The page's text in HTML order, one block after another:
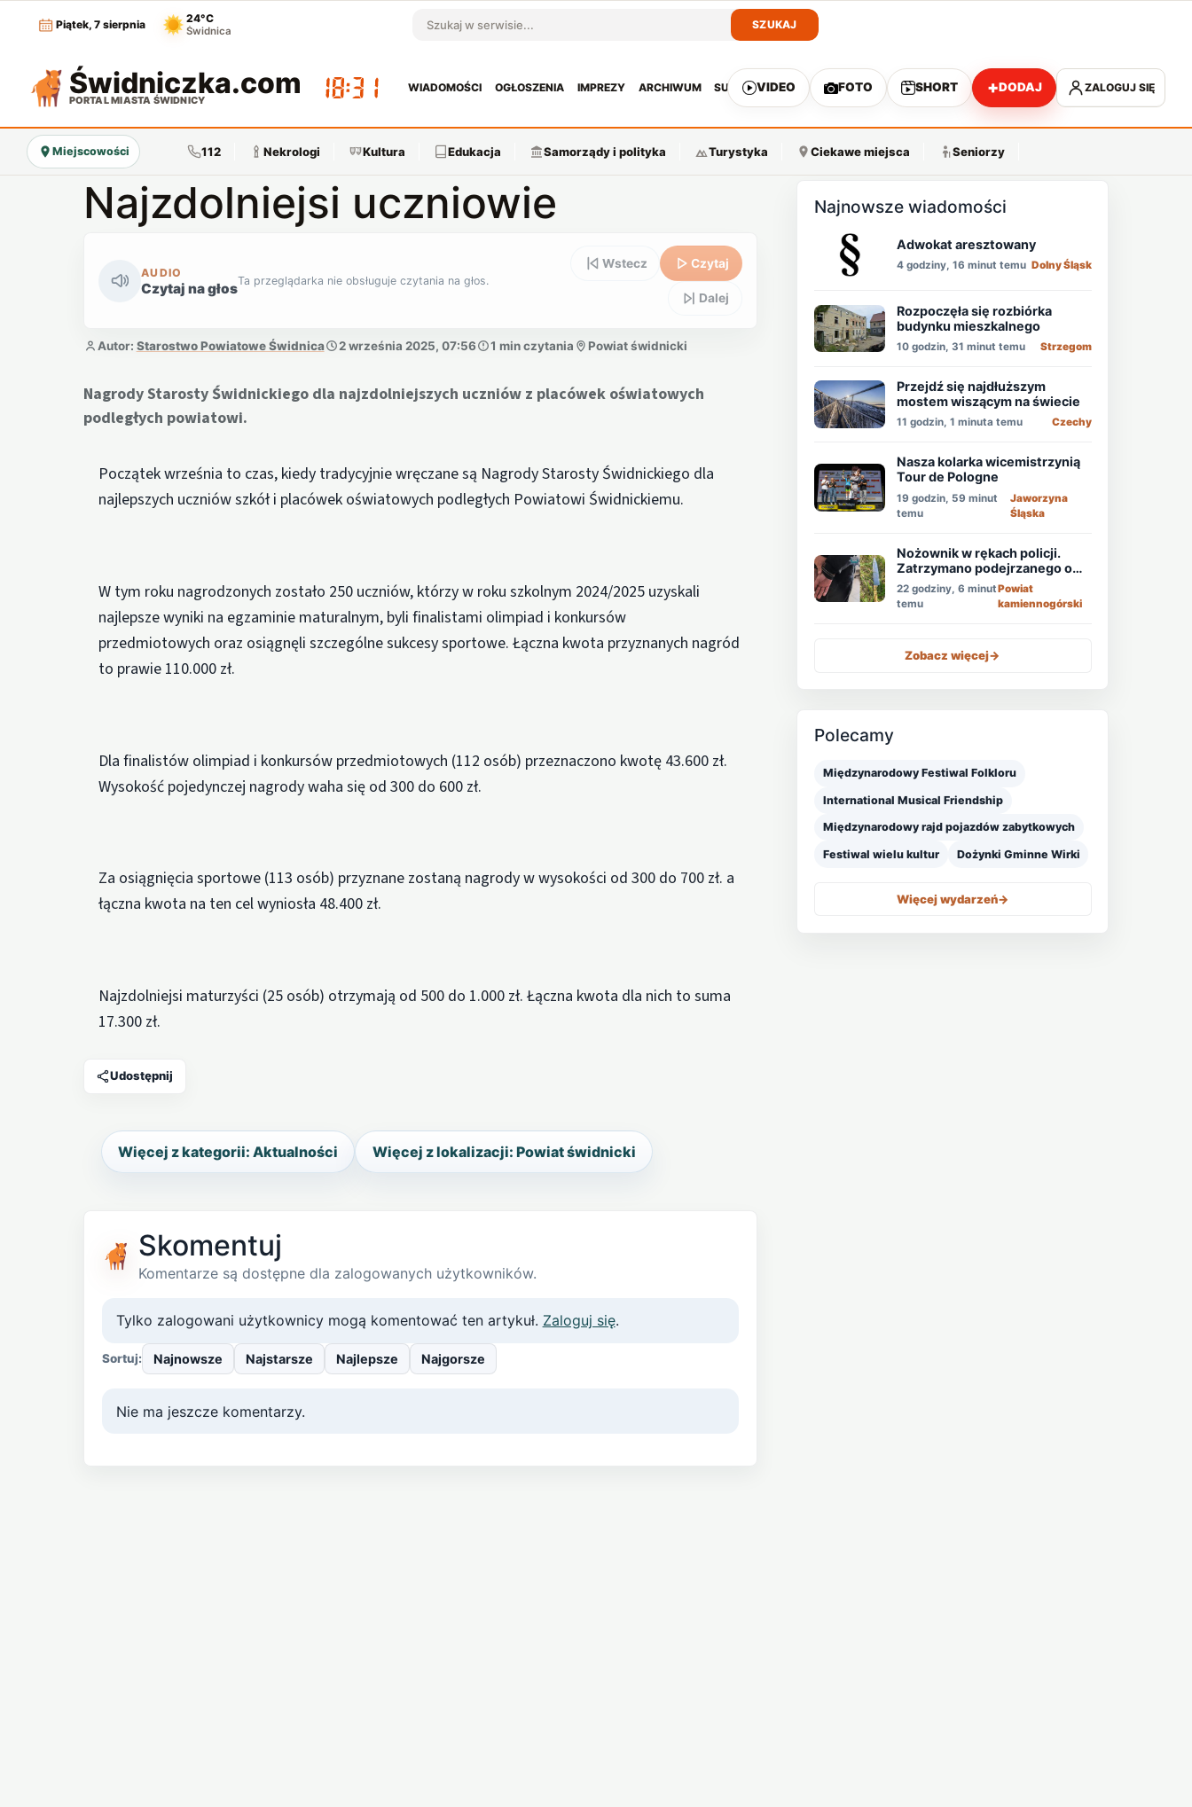
Piątek, 7 sierpnia
24°C
Świdnica Szukaj w serwisie
SZUKAJ
Świdniczka.com
PORTAL MIASTA ŚWIDNICY 18:31
WIADOMOŚCI OGŁOSZENIA IMPREZY ARCHIWUM SUBSKRYPCJA
VIDEO FOTO SHORT +DODAJ ZALOGUJ SIĘ
Miejscowości 112 Nekrologi Kultura Edukacja Samorządy i polityka Turystyka Ciekawe miejsca Seniorzy
Najzdolniejsi uczniowie
AUDIO
Czytaj na głosTa przeglądarka nie obsługuje czytania na głos.
Wstecz Czytaj
Dalej
Autor: Starostwo Powiatowe Świdnica 2 września 2025, 07:56 1 min czytania Powiat świdnicki
Nagrody Starosty Świdnickiego dla najzdolniejszych uczniów z placówek oświatowych
podległych powiatowi.
Początek września to czas, kiedy tradycyjnie wręczane są Nagrody Starosty Świdnickiego dla
najlepszych uczniów szkół i placówek oświatowych podległych Powiatowi Świdnickiemu.
W tym roku nagrodzonych zostało 250 uczniów, którzy w roku szkolnym 2024/2025 uzyskali
najlepsze wyniki na egzaminie maturalnym, byli finalistami olimpiad i konkursów
przedmiotowych oraz osiągnęli szczególne sukcesy sportowe. Łączna kwota przyznanych nagród
to prawie 110.000 zł.
Dla finalistów olimpiad i konkursów przedmiotowych (112 osób) przeznaczono kwotę 43.600 zł.
Wysokość pojedynczej nagrody waha się od 300 do 600 zł.
Za osiągnięcia sportowe (113 osób) przyznane zostaną nagrody w wysokości od 300 do 700 zł. a
łączna kwota na ten cel wyniosła 48.400 zł.
Najzdolniejsi maturzyści (25 osób) otrzymają od 500 do 1.000 zł. Łączna kwota dla nich to suma
17.300 zł.
Udostępnij
Więcej z kategorii: Aktualności Więcej z lokalizacji: Powiat świdnicki
Skomentuj
Komentarze są dostępne dla zalogowanych użytkowników.
Tylko zalogowani użytkownicy mogą komentować ten artykuł. Zaloguj się.
Sortuj: Najnowsze Najstarsze Najlepsze Najgorsze
Nie ma jeszcze komentarzy.
Najnowsze wiadomości
Adwokat aresztowany
4 godziny, 16 minut temu Dolny Śląsk
Rozpoczęła się rozbiórka
budynku mieszkalnego
10 godzin, 31 minut temu Strzegom
Przejdź się najdłuższym
mostem wiszącym na świecie
11 godzin, 1 minuta temu Czechy
Nasza kolarka wicemistrzynią
Tour de Pologne
19 godzin, 59 minut
temu
Jaworzyna
Śląska
Nożownik w rękach policji.
Zatrzymano podejrzanego o
usiłowanie zabójstwa!
22 godziny, 6 minut
temu
Powiat
kamiennogórski
Zobacz więcej->
Polecamy
Międzynarodowy Festiwal Folkloru
International Musical Friendship
Międzynarodowy rajd pojazdów zabytkowych
Festiwal wielu kultur Dożynki Gminne Wirki
Więcej wydarzeń->